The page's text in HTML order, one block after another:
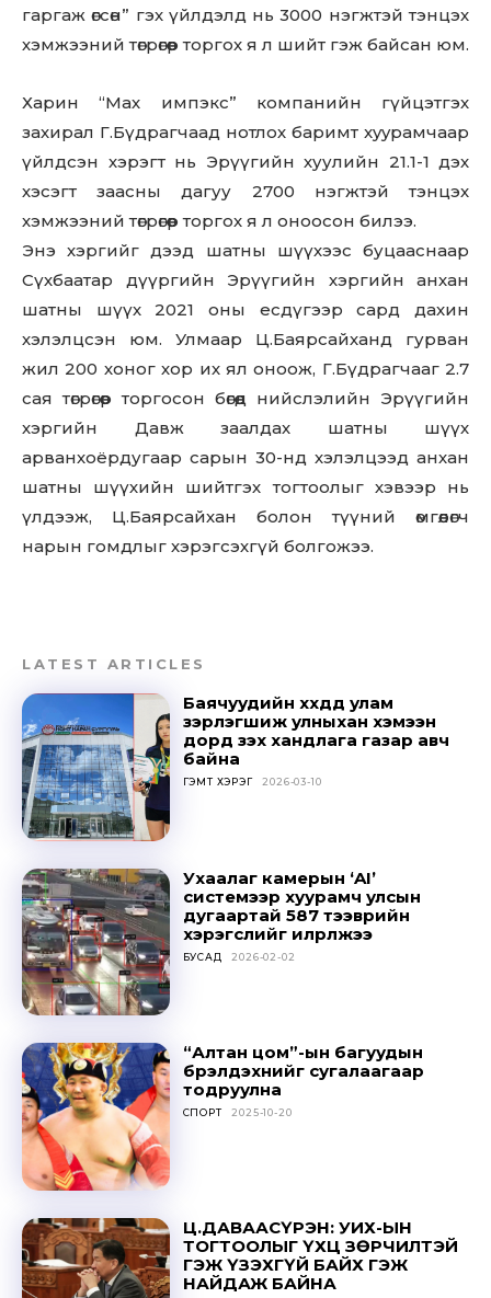
Don't miss
out!
Sing up for our newsletter
to stay in the loop.
SUBSCRIBE
гаргаж өгсөн” гэх үйлдэлд нь 3000 нэгжтэй тэнцэх
хэмжээний төгрөгөөр торгох я л шийт гэж байсан юм.
Харин “Мах импэкс” компанийн гүйцэтгэх
захирал Г.Бүдрагчаад нотлох баримт xyypaмчaap
үйлдсэн хэрэгт нь Эрүүгийн хуулийн 21.1-1 дэх
хэсэгт заасны дагуу 2700 нэгжтэй тэнцэх
хэмжээний төгрөгөөр торгох я л оноосон билээ.
Энэ хэргийг дээд шатны шүүхээс буцааснаар
Сүхбаатар дүүргийн Эрүүгийн хэргийн анхан
шатны шүүх 2021 оны есдүгээр сард дахин
хэлэлцсэн юм. Улмаар Ц.Баярсайханд гурван
жил 200 хоног хор их ял оноож, Г.Бүдрагчааг 2.7
сая төгрөгөөр торгосон бөгөөд нийслэлийн Эрүүгийн
хэргийн Давж заалдах шатны шүүх
арванхоёрдугаар сарын 30-нд хэлэлцээд анхан
шатны шүүхийн шийтгэх тогтоолыг хэвээр нь
үлдээж, Ц.Баярсайхан болон түүний өмгөөлөгч
нарын гомдлыг хэрэгсэхгүй болгожээ.
LATEST ARTICLES
Баячуудийн хүүхдүүд улам
зэрлэгшиж улныхан хэмээн
дорд үзэх хандлага газар авч
байна
ГЭМТ ХЭРЭГ 2026-03-10
Ухаалаг камерын ‘AI’
системээр хуурамч улсын
дугаартай 587 тээврийн
хэрэгслийг илрүүлжээ
БУСАД 2026-02-02
“Алтан цом”-ын багуудын
бүрэлдэхүүнийг сугалаагаар
тодруулна
СПОРТ 2025-10-20
Ц.ДАВААСҮРЭН: УИХ-ЫН
ТОГТООЛЫГ ҮХЦ ЗӨРЧИЛТЭЙ
ГЭЖ ҮЗЭХГҮЙ БАЙХ ГЭЖ
НАЙДАЖ БАЙНА